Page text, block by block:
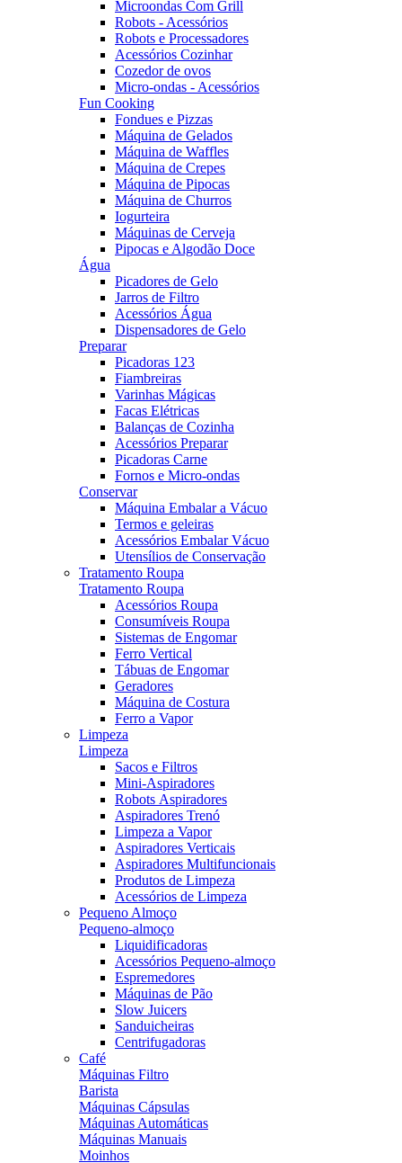
Microondas Com Grill
Robots - Acessórios
Robots e Processadores
Acessórios Cozinhar
Cozedor de ovos
Micro-ondas - Acessórios
Fun Cooking
Fondues e Pizzas
Máquina de Gelados
Máquina de Waffles
Máquina de Crepes
Máquina de Pipocas
Máquina de Churros
Iogurteira
Máquinas de Cerveja
Pipocas e Algodão Doce
Água
Picadores de Gelo
Jarros de Filtro
Acessórios Água
Dispensadores de Gelo
Preparar
Picadoras 123
Fiambreiras
Varinhas Mágicas
Facas Elétricas
Balanças de Cozinha
Acessórios Preparar
Picadoras Carne
Fornos e Micro-ondas
Conservar
Máquina Embalar a Vácuo
Termos e geleiras
Acessórios Embalar Vácuo
Utensílios de Conservação
Tratamento Roupa
Tratamento Roupa
Acessórios Roupa
Consumíveis Roupa
Sistemas de Engomar
Ferro Vertical
Tábuas de Engomar
Geradores
Máquina de Costura
Ferro a Vapor
Limpeza
Limpeza
Sacos e Filtros
Mini-Aspiradores
Robots Aspiradores
Aspiradores Trenó
Limpeza a Vapor
Aspiradores Verticais
Aspiradores Multifuncionais
Produtos de Limpeza
Acessórios de Limpeza
Pequeno Almoço
Pequeno-almoço
Liquidificadoras
Acessórios Pequeno-almoço
Espremedores
Máquinas de Pão
Slow Juicers
Sanduicheiras
Centrifugadoras
Café
Máquinas Filtro
Barista
Máquinas Cápsulas
Máquinas Automáticas
Máquinas Manuais
Moinhos